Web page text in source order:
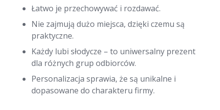
Łatwo je przechowywać i rozdawać.
Nie zajmują dużo miejsca, dzięki czemu są
praktyczne.
Każdy lubi słodycze – to uniwersalny prezent
dla różnych grup odbiorców.
Personalizacja sprawia, że są unikalne i
dopasowane do charakteru firmy.